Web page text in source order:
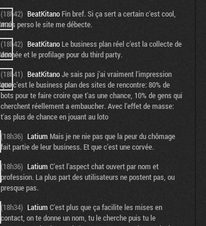
(18h42) BeatKitano Fin bref. Si ça sert a certain c'est cool,
mais perso le site me débecte.
(18h42) BeatKitano Le business plan réel c'est la collecte de
donnée et le profilage pour du third party.
(18h41) BeatKitanoJe sais pas j'ai vraiment l'impression
que c'est le business plan des sites de rencontre: 80% de
bots pour te faire croire que t'as une chance, 10% de gens qui
cherchent réellement a embaucher. Avec l'effet de masse:
t'as plus de chance en jouant au loto
(18h36) Latium Mais je ne nie pas que la peur du chômage
fait partie de leur business. Et que c'est une corvée.
(18h36) Latium C'est l'aspect chat ouvert par nom et
profession. La plus part des utilisateurs ne postent pas, ou
presque pas.
(18h34) Latium C'est plus que ça facilite les mises en
contact, on te donne un nom, tu le cherche puis tu le